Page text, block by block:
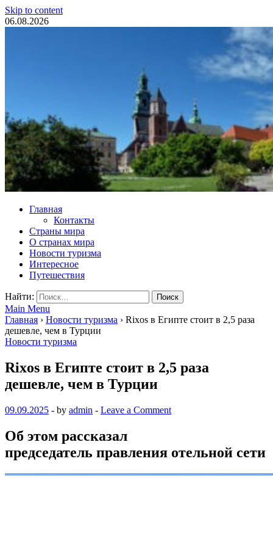
Skip to content
06.08.2026
Туристические новости
Главная
Контакты
Страны мира
О странах мира
Новости туризма
Интересное
Путешествия
Найти:
Main Menu
Главная › Новости туризма › Rixos в Египте стоит в 2,5 раза
дешевле, чем в Турции
Новости туризма
Rixos в Египте стоит в 2,5 раза
дешевле, чем в Турции
09.09.2025 - by admin - Leave a Comment
Об этом рассказал
председатель правления отельной сети